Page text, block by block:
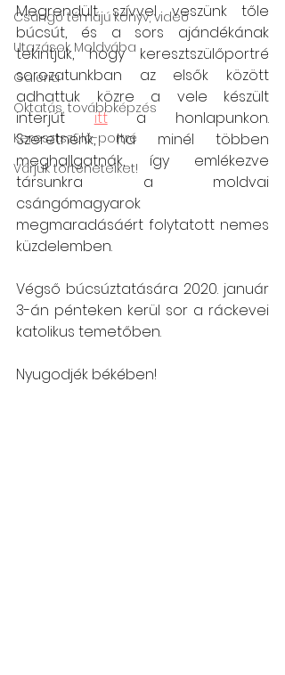
Csángó témájú könyv, videó
Utazások Moldvába
Galéria
Oktatás, továbbképzés
Keresztszülő-portré
Várjuk történeteiket!
Megrendült szívvel veszünk tőle
búcsút, és a sors ajándékának
tekintjük, hogy keresztszülőportré
sorozatunkban az elsők között
adhattuk közre a vele készült
interjút itt a honlapunkon.
Szeretnénk, ha minél többen
meghallgatnák, így emlékezve
társunkra a moldvai
csángómagyarok
megmaradásáért folytatott nemes
küzdelemben.
Végső búcsúztatására 2020. január
3-án pénteken kerül sor a ráckevei
katolikus temetőben.
Nyugodjék békében!